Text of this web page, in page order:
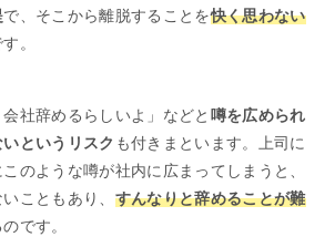
で、そこから離脱することを快く思わない
。
社辞めるらしいよ」などと 噂を広められ
というリスク も付きまといます。上司に
のような噂が社内に広まってしまうと、
こともあり、 すんなりと辞めることが難
です。